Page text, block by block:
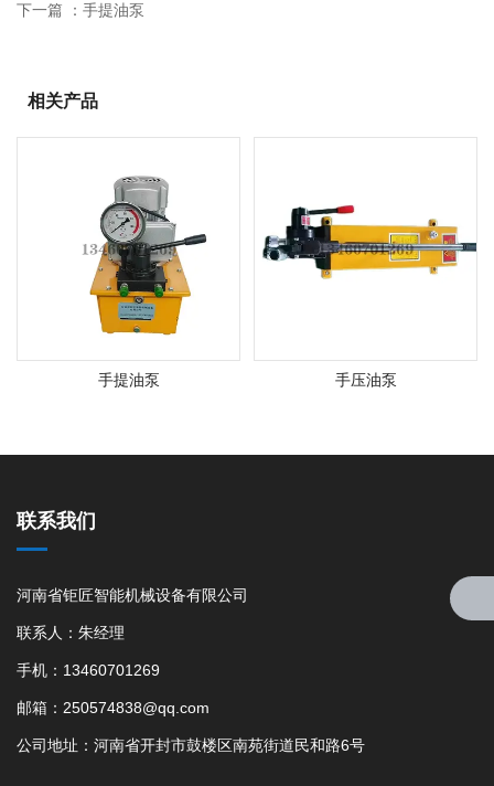
下一篇 ： 手提油泵
相关产品
手提油泵 手压油泵
联系我们
河南省钜匠智能机械设备有限公司
联系人：朱经理
手机：13460701269
邮箱：250574838@qq.com
公司地址：河南省开封市鼓楼区南苑街道民和路6号